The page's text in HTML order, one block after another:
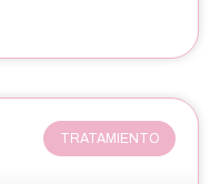
TRATAMIENTO